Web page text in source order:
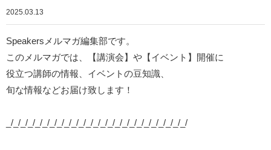
2025.03.13
Speakersメルマガ編集部です。
このメルマガでは、【講演会】や【イベント】開催に
役立つ講師の情報、イベントの豆知識、
旬な情報などお届け致します！
_/_/_/_/_/_/_/_/_/_/_/_/_/_/_/_/_/_/_/_/_/_/_/_/_/